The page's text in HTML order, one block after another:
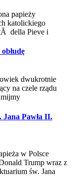
papieży
katolickiego
della Pieve i
dwukrotnie
na czele rządu
Pawła II.
w Polsce
Trump wraz z
św. Jana